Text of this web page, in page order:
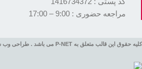
مراجعه حضوری : 9:00 – 17:00
کلیه حقوق این قالب متعلق به P-NET می باشد . طراحی وب سایت توسط ماه سایت